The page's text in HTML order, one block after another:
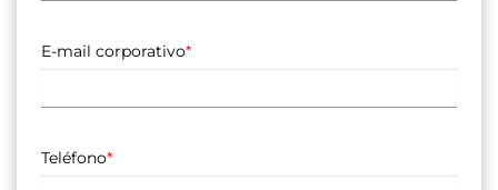
E-mail corporativo*
Teléfono*